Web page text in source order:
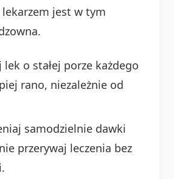
lekarzem jest w tym
lek o stałej porze każdego
rano, niezależnie od
samodzielnie dawki
przerywaj leczenia bez